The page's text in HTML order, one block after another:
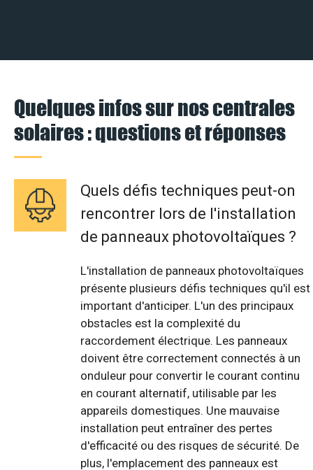
Quelques infos sur nos centrales
solaires : questions et réponses
Quels défis techniques peut-on
rencontrer lors de l'installation
de panneaux photovoltaïques ?
L'installation de panneaux photovoltaïques
présente plusieurs défis techniques qu'il est
important d'anticiper. L'un des principaux
obstacles est la complexité du
raccordement électrique. Les panneaux
doivent être correctement connectés à un
onduleur pour convertir le courant continu
en courant alternatif, utilisable par les
appareils domestiques. Une mauvaise
installation peut entraîner des pertes
d'efficacité ou des risques de sécurité. De
plus, l'emplacement des panneaux est